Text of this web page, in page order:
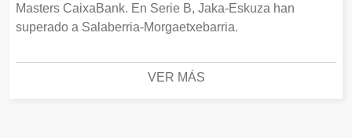
Masters CaixaBank. En Serie B, Jaka-Eskuza han
superado a Salaberria-Morgaetxebarria.
VER MÁS